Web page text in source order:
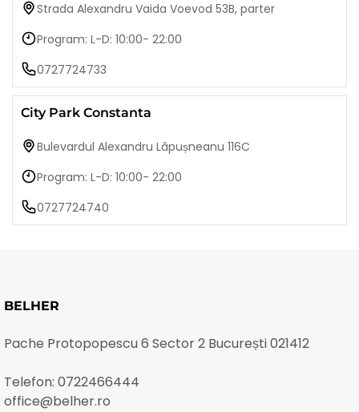
Strada Alexandru Vaida Voevod 53B, parter
Program: L-D: 10:00- 22:00
0727724733
City Park Constanta
Bulevardul Alexandru Lăpușneanu 116C
Program: L-D: 10:00- 22:00
0727724740
BELHER
Pache Protopopescu 6 Sector 2 București 021412
Telefon: 0722466444
office@belher.ro